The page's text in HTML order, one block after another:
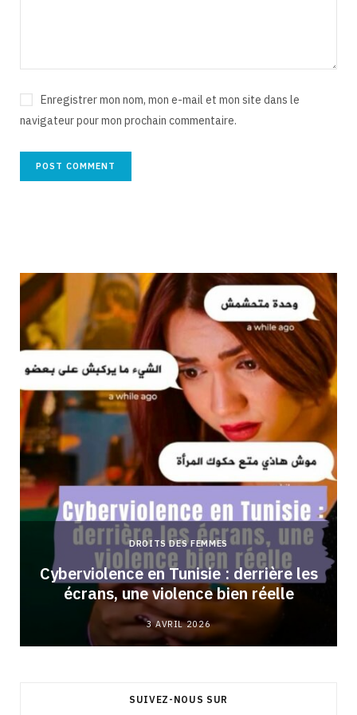
Enregistrer mon nom, mon e-mail et mon site dans le
navigateur pour mon prochain commentaire.
DROITS DES FEMMES
Cyberviolence en Tunisie : derrière les
écrans, une violence bien réelle
3 AVRIL 2026
SUIVEZ-NOUS SUR